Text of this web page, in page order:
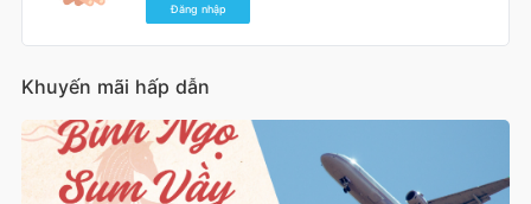
Đăng nhập
Khuyến mãi hấp dẫn